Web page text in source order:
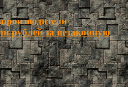
рублей за незаконную